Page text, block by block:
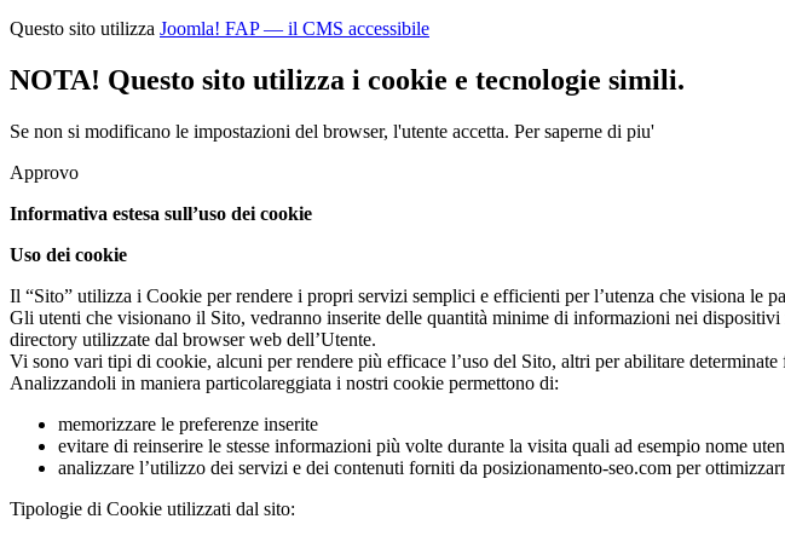
Questo sito utilizza Joomla! FAP — il CMS accessibile
NOTA! Questo sito utilizza i cookie e tecnologie simili.
Se non si modificano le impostazioni del browser, l'utente accetta. Per saperne di piu'
Approvo
Informativa estesa sull’uso dei cookie
Uso dei cookie
Il “Sito” utilizza i Cookie per rendere i propri servizi semplici e efficienti per l’utenza che visiona le
Gli utenti che visionano il Sito, vedranno inserite delle quantità minime di informazioni nei
directory utilizzate dal browser web dell’Utente.
Vi sono vari tipi di cookie, alcuni per rendere più efficace l’uso del Sito, altri per abilitare determinate
Analizzandoli in maniera particolareggiata i nostri cookie permettono di:
memorizzare le preferenze inserite
evitare di reinserire le stesse informazioni più volte durante la visita quali ad esempio nome
analizzare l’utilizzo dei servizi e dei contenuti forniti da posizionamento-seo.com per
Tipologie di Cookie utilizzati dal sito: